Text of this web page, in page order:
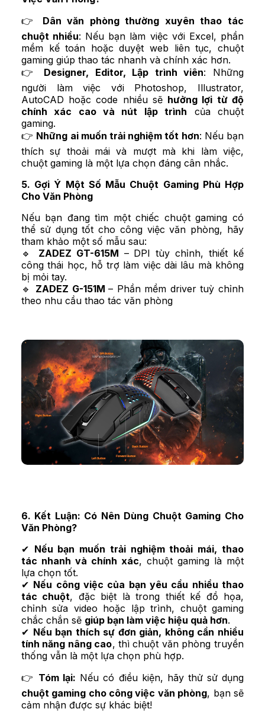
👉 Dân văn phòng thường xuyên thao tác
chuột nhiều: Nếu bạn làm việc với Excel, phần
mềm kế toán hoặc duyệt web liên tục, chuột
gaming giúp thao tác nhanh và chính xác hơn.
👉 Designer, Editor, Lập trình viên: Những
người làm việc với Photoshop, Illustrator,
AutoCAD hoặc code nhiều sẽ hưởng lợi từ độ
chính xác cao và nút lập trình của chuột
gaming.
👉 Những ai muốn trải nghiệm tốt hơn: Nếu bạn
thích sự thoải mái và mượt mà khi làm việc,
chuột gaming là một lựa chọn đáng cân nhắc.
5. Gợi Ý Một Số Mẫu Chuột Gaming Phù Hợp
Cho Văn Phòng
Nếu bạn đang tìm một chiếc chuột gaming có
thể sử dụng tốt cho công việc văn phòng, hãy
tham khảo một số mẫu sau:
🔹 ZADEZ GT-615M – DPI tùy chỉnh, thiết kế
công thái học, hỗ trợ làm việc dài lâu mà không
bị mỏi tay.
🔹 ZADEZ G-151M– Phần mềm driver tuỳ chỉnh
theo nhu cầu thao tác văn phòng
6. Kết Luận: Có Nên Dùng Chuột Gaming Cho
Văn Phòng?
✔ Nếu bạn muốn trải nghiệm thoải mái, thao
tác nhanh và chính xác, chuột gaming là một
lựa chọn tốt.
✔ Nếu công việc của bạn yêu cầu nhiều thao
tác chuột, đặc biệt là trong thiết kế đồ họa,
chỉnh sửa video hoặc lập trình, chuột gaming
chắc chắn sẽ giúp bạn làm việc hiệu quả hơn.
✔ Nếu bạn thích sự đơn giản, không cần nhiều
tính năng nâng cao, thì chuột văn phòng truyền
thống vẫn là một lựa chọn phù hợp.
👉 Tóm lại: Nếu có điều kiện, hãy thử sử dụng
chuột gaming cho công việc văn phòng, bạn sẽ
cảm nhận được sự khác biệt!